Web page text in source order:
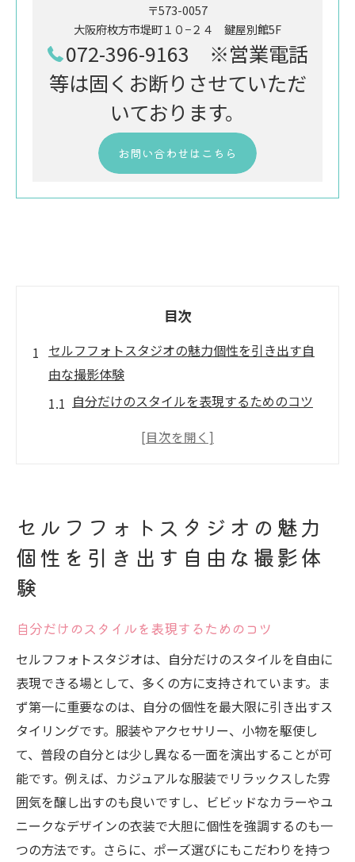
〒573-0057
大阪府枚方市堤町１０−２４ 鍵屋別館5F
072-396-9163 ※営業電話
等は固くお断りさせていただ
いております。
お問い合わせはこちら
目次
セルフフォトスタジオの魅力個性を引き出す自
由な撮影体験
自分だけのスタイルを表現するためのコツ
自由度の高い撮影で自然な自分を引き出す
自分のペースで進める撮影の魅力
プロに頼らないセルフフォトスタジオで本当の
自分のペースで撮影を楽しむ方法
プロカメラマン不要の理由とは
自由な撮影がもたらす自己発見
他者の目を気にせずに自然体を追求
写真を通じて自分らしさを再発見
セルフフォトスタジオの選び方背景と照明の組
み合わせが鍵
スタジオ選びで押さえておきたいポイント
背景選びが写真の印象を左右する
セルフフォトスタジオの魅力
個性を引き出す自由な撮影体
験
自分だけのスタイルを表現するためのコツ
セルフフォトスタジオは、自分だけのスタイルを自由に
表現できる場として、多くの方に支持されています。ま
ず第一に重要なのは、自分の個性を最大限に引き出すス
タイリングです。服装やアクセサリー、小物を駆使し
て、普段の自分とは少し異なる一面を演出することが可
能です。例えば、カジュアルな服装でリラックスした雰
囲気を醸し出すのも良いですし、ビビッドなカラーやユ
ニークなデザインの衣装で大胆に個性を強調するのも一
つの方法です。さらに、ポーズ選びにもこだわりを持つ